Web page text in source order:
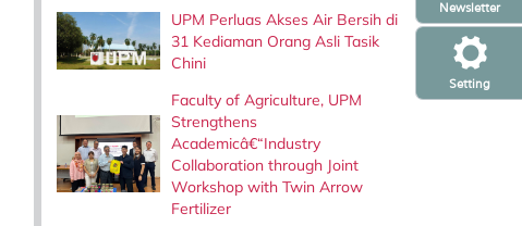
Setting
Newsletter
UPM Perluas Akses Air Bersih di
31 Kediaman Orang Asli Tasik
Chini
Faculty of Agriculture, UPM
Strengthens
Academicâ€“Industry
Collaboration through Joint
Workshop with Twin Arrow
Fertilizer